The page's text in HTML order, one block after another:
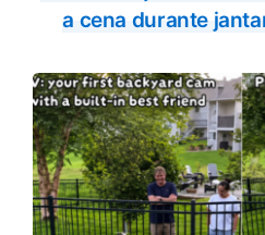
a cena durante